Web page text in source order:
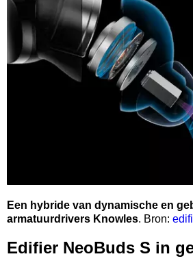
Een hybride van dynamische en
armatuurdrivers Knowles. Bron:
Edifier NeoBuds S in